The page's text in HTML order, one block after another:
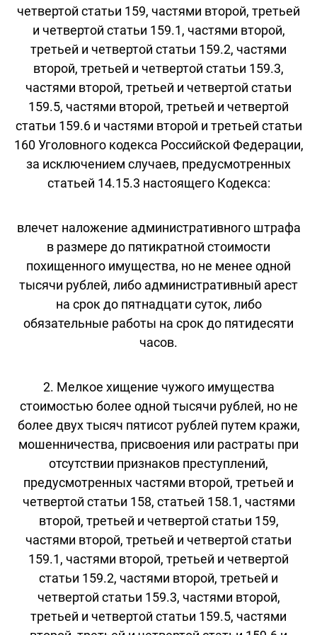
четвертой статьи 159, частями второй, третьей
и четвертой статьи 159.1, частями второй,
третьей и четвертой статьи 159.2, частями
второй, третьей и четвертой статьи 159.3,
частями второй, третьей и четвертой статьи
159.5, частями второй, третьей и четвертой
статьи 159.6 и частями второй и третьей статьи
160 Уголовного кодекса Российской Федерации,
за исключением случаев, предусмотренных
статьей 14.15.3 настоящего Кодекса:
влечет наложение административного штрафа
в размере до пятикратной стоимости
похищенного имущества, но не менее одной
тысячи рублей, либо административный арест
на срок до пятнадцати суток, либо
обязательные работы на срок до пятидесяти
часов.
2. Мелкое хищение чужого имущества
стоимостью более одной тысячи рублей, но не
более двух тысяч пятисот рублей путем кражи,
мошенничества, присвоения или растраты при
отсутствии признаков преступлений,
предусмотренных частями второй, третьей и
четвертой статьи 158, статьей 158.1, частями
второй, третьей и четвертой статьи 159,
частями второй, третьей и четвертой статьи
159.1, частями второй, третьей и четвертой
статьи 159.2, частями второй, третьей и
четвертой статьи 159.3, частями второй,
третьей и четвертой статьи 159.5, частями